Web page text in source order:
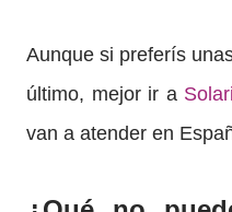
Aunque si preferís
último, mejor ir a
van a atender en